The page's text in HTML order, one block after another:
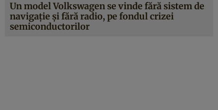
Un model Volkswagen se vinde fără sistem de
navigaţie şi fără radio, pe fondul crizei
semiconductorilor